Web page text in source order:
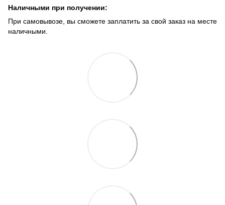
Наличными при получении:
При самовывозе, вы сможете заплатить за свой заказ на месте
наличными.